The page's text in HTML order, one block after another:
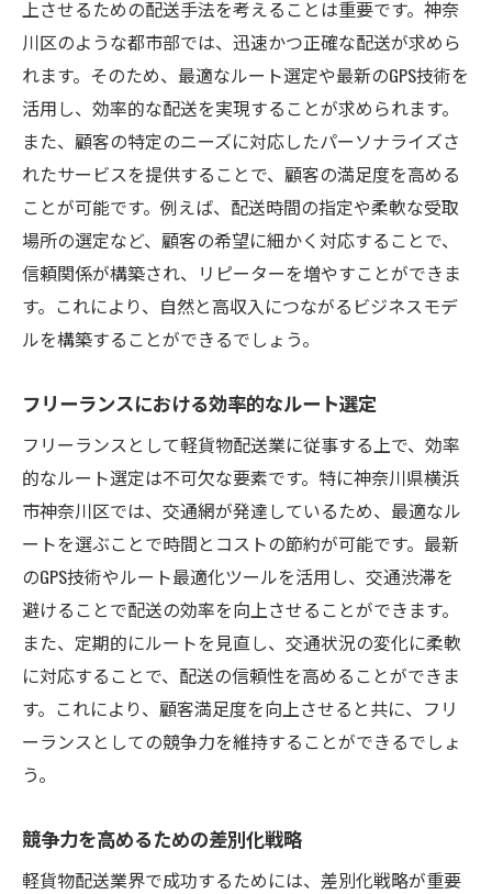
上させるための配送手法を考えることは重要です。神奈
川区のような都市部では、迅速かつ正確な配送が求めら
れます。そのため、最適なルート選定や最新のGPS技術を
活用し、効率的な配送を実現することが求められます。
また、顧客の特定のニーズに対応したパーソナライズさ
れたサービスを提供することで、顧客の満足度を高める
ことが可能です。例えば、配送時間の指定や柔軟な受取
場所の選定など、顧客の希望に細かく対応することで、
信頼関係が構築され、リピーターを増やすことができま
す。これにより、自然と高収入につながるビジネスモデ
ルを構築することができるでしょう。
フリーランスにおける効率的なルート選定
フリーランスとして軽貨物配送業に従事する上で、効率
的なルート選定は不可欠な要素です。特に神奈川県横浜
市神奈川区では、交通網が発達しているため、最適なル
ートを選ぶことで時間とコストの節約が可能です。最新
のGPS技術やルート最適化ツールを活用し、交通渋滞を
避けることで配送の効率を向上させることができます。
また、定期的にルートを見直し、交通状況の変化に柔軟
に対応することで、配送の信頼性を高めることができま
す。これにより、顧客満足度を向上させると共に、フリ
ーランスとしての競争力を維持することができるでしょ
う。
競争力を高めるための差別化戦略
軽貨物配送業界で成功するためには、差別化戦略が重要